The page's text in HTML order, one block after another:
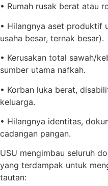
• Rumah rusak berat atau
• Hilangnya aset produktif
usaha besar, ternak besar).
• Kerusakan total sawah/
sumber utama nafkah.
• Korban luka berat,
keluarga.
• Hilangnya identitas,
cadangan pangan.
USU mengimbau seluruh
yang terdampak untuk
tautan: